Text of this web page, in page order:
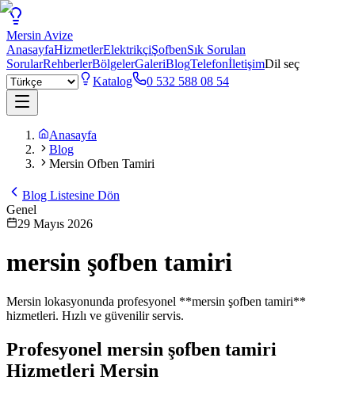
Mersin Avize
AnasayfaHizmetlerElektrikçiŞofbenSık Sorulan
SorularRehberlerBölgelerGaleriBlogTelefonİletişimDil seç
Katalog
0 532 588 08 54
Anasayfa
Blog
Mersin Ofben Tamiri
Blog Listesine Dön
Genel
29 Mayıs 2026
mersin şofben tamiri
Mersin lokasyonunda profesyonel **mersin şofben tamiri**
hizmetleri. Hızlı ve güvenilir servis.
Profesyonel mersin şofben tamiri
Hizmetleri Mersin